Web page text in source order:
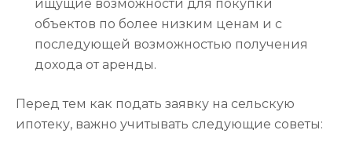
ищущие возможности для покупки
объектов по более низким ценам и с
последующей возможностью получения
дохода от аренды.
Перед тем как подать заявку на сельскую
ипотеку, важно учитывать следующие советы: